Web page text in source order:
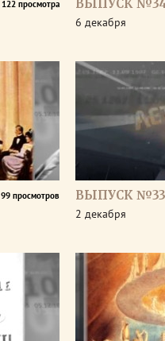
122 просмотра ВЫПУСК
6 декабря
99 просмотров ВЫПУСК
2 декабря